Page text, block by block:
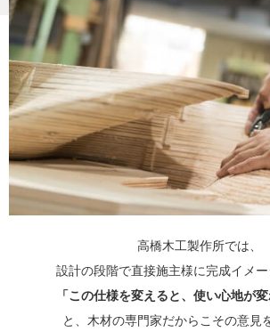
高橋木工製作所では、
設計の段階で直接施主様に完成イメ
「この仕様を変えると、使い心地が変
と、木材の専門家だからこその意見